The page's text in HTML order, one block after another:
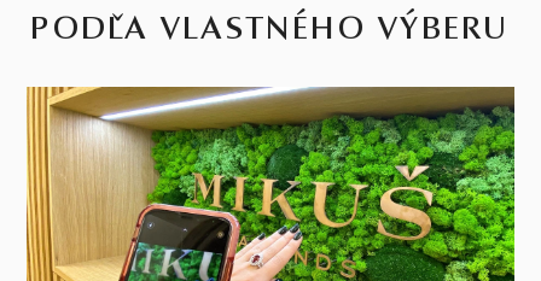
PODĽA VLASTNÉHO VÝBERU